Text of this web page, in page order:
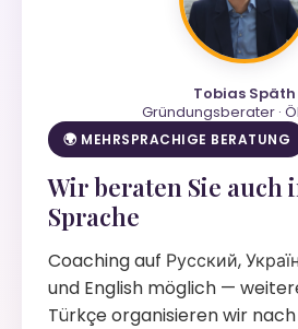
Tobias Späth
Gründungsberater ·
🌍 MEHRSPRACHIGE BERATUNG
Wir beraten Sie auch
Sprache
Coaching auf Русский,
und English möglich —
Türkçe organisieren wir